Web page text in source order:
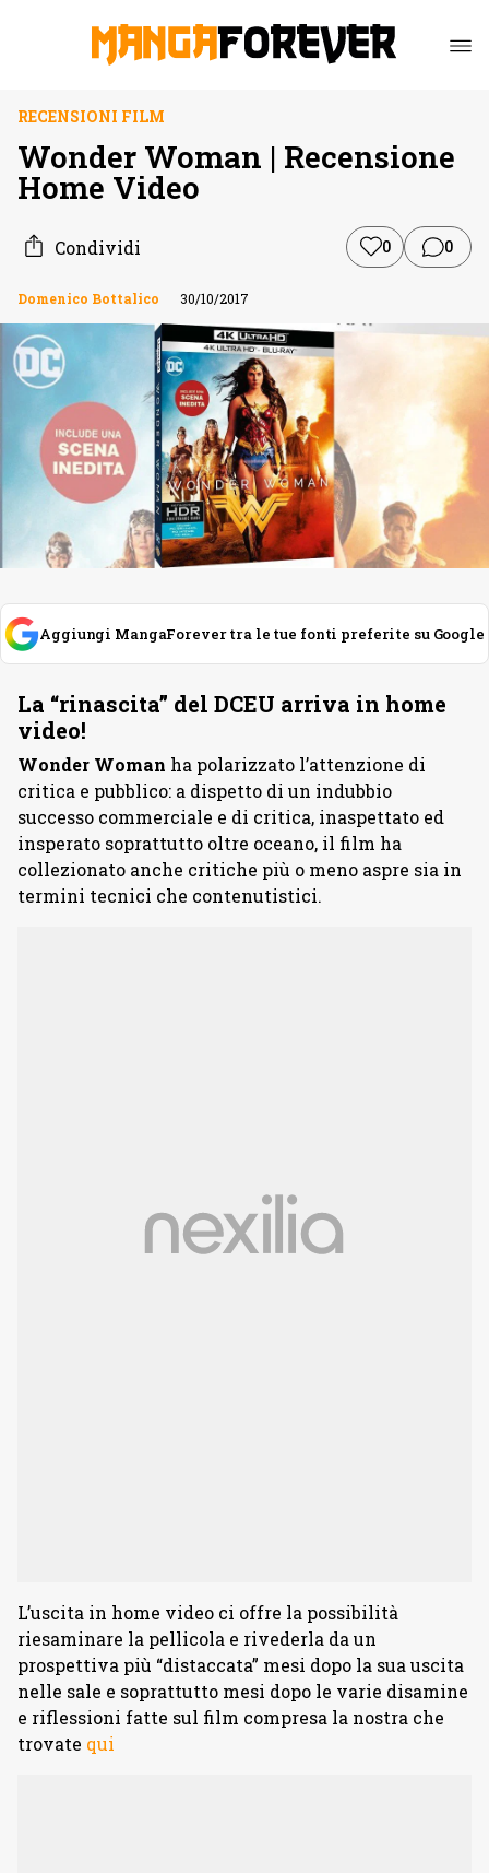
RECENSIONI FILM
Wonder Woman | Recensione
Home Video
Condividi 0 0
Domenico Bottalico 30/10/2017
Aggiungi MangaForever tra le tue fonti preferite su Google
La “rinascita” del DCEU arriva in home
video!
Wonder Woman ha polarizzato l’attenzione di
critica e pubblico: a dispetto di un indubbio
successo commerciale e di critica, inaspettato ed
insperato soprattutto oltre oceano, il film ha
collezionato anche critiche più o meno aspre sia in
termini tecnici che contenutistici.
L’uscita in home video ci offre la possibilità
riesaminare la pellicola e rivederla da un
prospettiva più “distaccata” mesi dopo la sua uscita
nelle sale e soprattutto mesi dopo le varie disamine
e riflessioni fatte sul film compresa la nostra che
trovate qui